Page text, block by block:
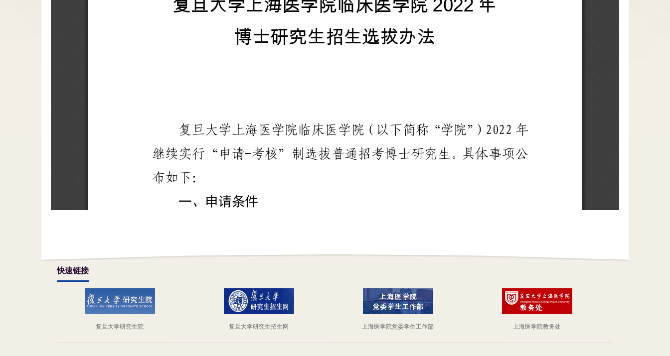
快速链接
复旦大学研究生院 复旦大学研究生招生网 上海医学院党委学生工作部 上海医学院教务处